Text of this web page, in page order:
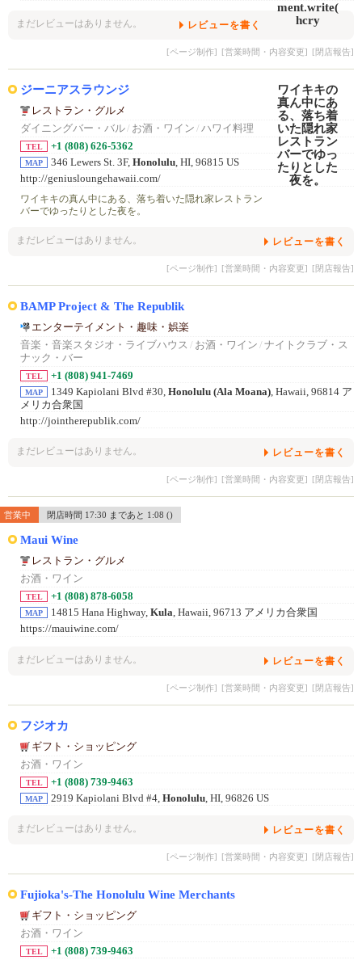
まだレビューはありません。 レビューを書く
[ページ制作] [営業時間・内容変更] [閉店報告]
ジーニアスラウンジ
レストラン・グルメ
ダイニングバー・バル/ お酒・ワイン / ハワイ料理
TEL +1 (808) 626-5362
MAP 346 Lewers St. 3F, Honolulu, HI, 96815 US
http://geniusloungehawaii.com/
ワイキキの真ん中にある、落ち着いた隠れ家レストラン
バーでゆったりとした夜を。
まだレビューはありません。 レビューを書く
[ページ制作] [営業時間・内容変更] [閉店報告]
BAMP Project & The Republik
エンターテイメント・趣味・娯楽
音楽・音楽スタジオ・ライブハウス / お酒・ワイン / ナイトクラブ・ス
ナック・バー
TEL +1 (808) 941-7469
MAP 1349 Kapiolani Blvd #30, Honolulu (Ala Moana) , Hawaii, 96814 ア
メリカ合衆国
http://jointherepublik.com/
まだレビューはありません。 レビューを書く
[ページ制作] [営業時間・内容変更] [閉店報告]
営業中 閉店時間 17:30 まであと 1:08 ()
Maui Wine
レストラン・グルメ
お酒・ワイン
TEL +1 (808) 878-6058
MAP 14815 Hana Highway, Kula, Hawaii, 96713 アメリカ合衆国
https://mauiwine.com/
まだレビューはありません。 レビューを書く
[ページ制作] [営業時間・内容変更] [閉店報告]
フジオカ
ギフト・ショッピング
お酒・ワイン
TEL +1 (808) 739-9463
MAP 2919 Kapiolani Blvd #4, Honolulu, HI, 96826 US
まだレビューはありません。 レビューを書く
[ページ制作] [営業時間・内容変更] [閉店報告]
Fujioka's-The Honolulu Wine Merchants
ギフト・ショッピング
お酒・ワイン
TEL +1 (808) 739-9463